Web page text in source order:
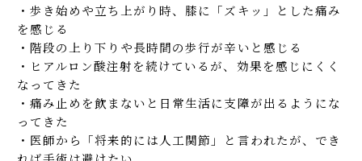
・歩き始めや立ち上がり時、膝に「ズキッ」とした痛み
を感じる
・階段の上り下りや長時間の歩行が辛いと感じる
・ヒアルロン酸注射を続けているが、効果を感じにくく
なってきた
・痛み止めを飲まないと日常生活に支障が出るようにな
ってきた
・医師から「将来的には人工関節」と言われたが、でき